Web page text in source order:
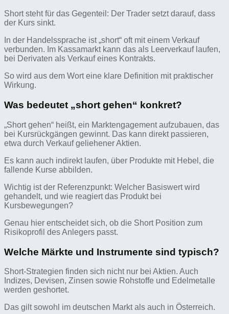
Short steht für das Gegenteil: Der Trader setzt darauf, dass
der Kurs sinkt.
In der Handelssprache ist „short“ oft mit einem Verkauf
verbunden. Im Kassamarkt kann das als Leerverkauf laufen,
bei Derivaten als Verkauf eines Kontrakts.
So wird aus dem Wort eine klare Definition mit praktischer
Wirkung.
Was bedeutet „short gehen“ konkret?
„Short gehen“ heißt, ein Marktengagement aufzubauen, das
bei Kursrückgängen gewinnt. Das kann direkt passieren,
etwa durch Verkauf geliehener Aktien.
Es kann auch indirekt laufen, über Produkte mit Hebel, die
fallende Kurse abbilden.
Wichtig ist der Referenzpunkt: Welcher Basiswert wird
gehandelt, und wie reagiert das Produkt bei
Kursbewegungen?
Genau hier entscheidet sich, ob die Short Position zum
Risikoprofil des Anlegers passt.
Welche Märkte und Instrumente sind typisch?
Short-Strategien finden sich nicht nur bei Aktien. Auch
Indizes, Devisen, Zinsen sowie Rohstoffe und Edelmetalle
werden geshortet.
Das gilt sowohl im deutschen Markt als auch in Österreich.